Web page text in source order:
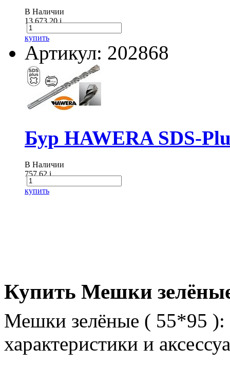
В Наличии
13 673.20i
купить
Артикул: 202868
Бур HAWERA SDS-
В Наличии
757.62i
купить
Купить Мешки
Мешки зелёные ( 55*95 ):
характеристики и